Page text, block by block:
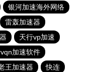
银河加速海外网络
雷轰加速器
天行vp加速
加速软件
王加速器
快连